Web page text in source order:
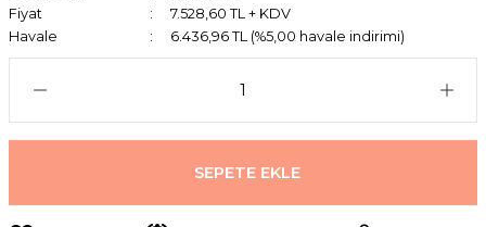
Fiyat
7.528,60 TL + KDV
Havale
6.436,96 TL (%5,00 havale indirimi)
SEPETE EKLE